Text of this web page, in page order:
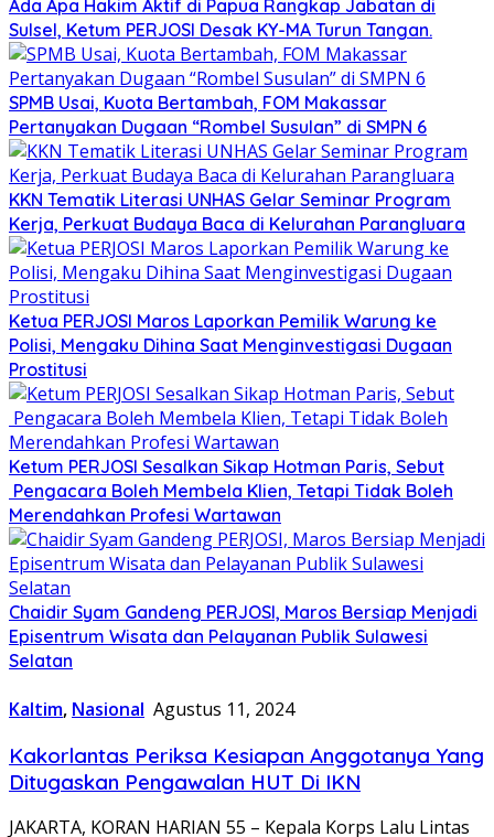
Ada Apa Hakim Aktif di Papua Rangkap Jabatan di
Sulsel, Ketum PERJOSI Desak KY-MA Turun Tangan.
SPMB Usai, Kuota Bertambah, FOM Makassar
Pertanyakan Dugaan “Rombel Susulan” di SMPN 6
KKN Tematik Literasi UNHAS Gelar Seminar Program
Kerja, Perkuat Budaya Baca di Kelurahan Parangluara
Ketua PERJOSI Maros Laporkan Pemilik Warung ke
Polisi, Mengaku Dihina Saat Menginvestigasi Dugaan
Prostitusi
Ketum PERJOSI Sesalkan Sikap Hotman Paris, Sebut
Pengacara Boleh Membela Klien, Tetapi Tidak Boleh
Merendahkan Profesi Wartawan
Chaidir Syam Gandeng PERJOSI, Maros Bersiap Menjadi
Episentrum Wisata dan Pelayanan Publik Sulawesi
Selatan
Kaltim, Nasional Agustus 11, 2024
Kakorlantas Periksa Kesiapan Anggotanya Yang
Ditugaskan Pengawalan HUT Di IKN
JAKARTA, KORAN HARIAN 55 – Kepala Korps Lalu Lintas